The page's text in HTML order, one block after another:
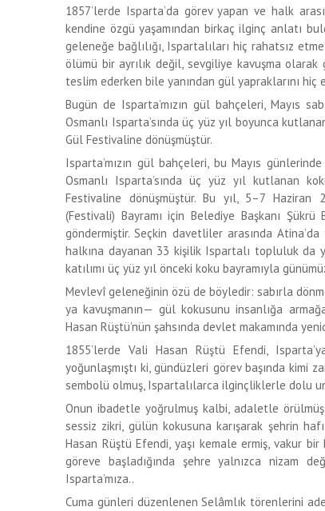
1857’lerde Isparta’da görev yapan ve halk
kendine özgü yaşamından birkaç ilginç anlatı
geleneğe bağlılığı, Ispartalıları hiç rahatsız
ölümü bir ayrılık değil, sevgiliye kavuşma olarak
teslim ederken bile yanından gül yapraklarını hiç
Bugün de Isparta’mızın gül bahçeleri, Mayıs
Osmanlı Isparta’sında üç yüz yıl boyunca
Gül Festivaline dönüşmüştür.
Isparta’mızın gül bahçeleri, bu Mayıs
Osmanlı Isparta’sında üç yüz yıl kutlanan
Festivaline dönüşmüştür. Bu yıl, 5–7 Haziran
(Festivali) Bayramı için Belediye Başkanı
göndermiştir. Seçkin davetliler arasında Atina’da
halkına dayanan 33 kişilik Ispartalı topluluk da
katılımı üç yüz yıl önceki koku bayramıyla
Mevlevî geleneğinin özü de böyledir: sabırla
ya kavuşmanın— gül kokusunu insanlığa
Hasan Rüştü’nün şahsında devlet makamında
1855’lerde Vali Hasan Rüştü Efendi,
yoğunlaşmıştı ki, gündüzleri görev başında kimi
sembolü olmuş, Ispartalılarca ilginçliklerle dolu
Onun ibadetle yoğrulmuş kalbi, adaletle
sessiz zikri, gülün kokusuna karışarak şehrin
Hasan Rüştü Efendi, yaşı kemale ermiş, vakur
göreve başladığında şehre yalnızca nizam
Isparta’mıza..
Cuma günleri düzenlenen Selâmlık törenlerini